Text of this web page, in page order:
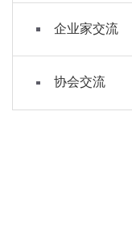
企业家交流
协会交流